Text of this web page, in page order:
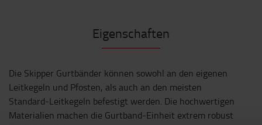
Eigenschaften
Die Skipper Gurtbänder können sowohl an den eigenen
Leitkegeln und Pfosten, als auch an den meisten
Standard-Leitkegeln befestigt werden. Die hochwertigen
Materialien machen die Gurtband-Einheit extrem robust